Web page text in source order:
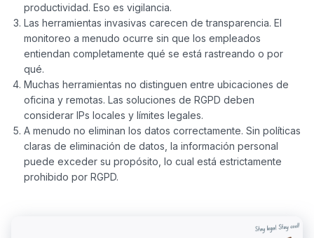
productividad. Eso es vigilancia.
Las herramientas invasivas carecen de transparencia. El
monitoreo a menudo ocurre sin que los empleados
entiendan completamente qué se está rastreando o por
qué.
Muchas herramientas no distinguen entre ubicaciones de
oficina y remotas. Las soluciones de RGPD deben
considerar IPs locales y límites legales.
A menudo no eliminan los datos correctamente. Sin políticas
claras de eliminación de datos, la información personal
puede exceder su propósito, lo cual está estrictamente
prohibido por RGPD.